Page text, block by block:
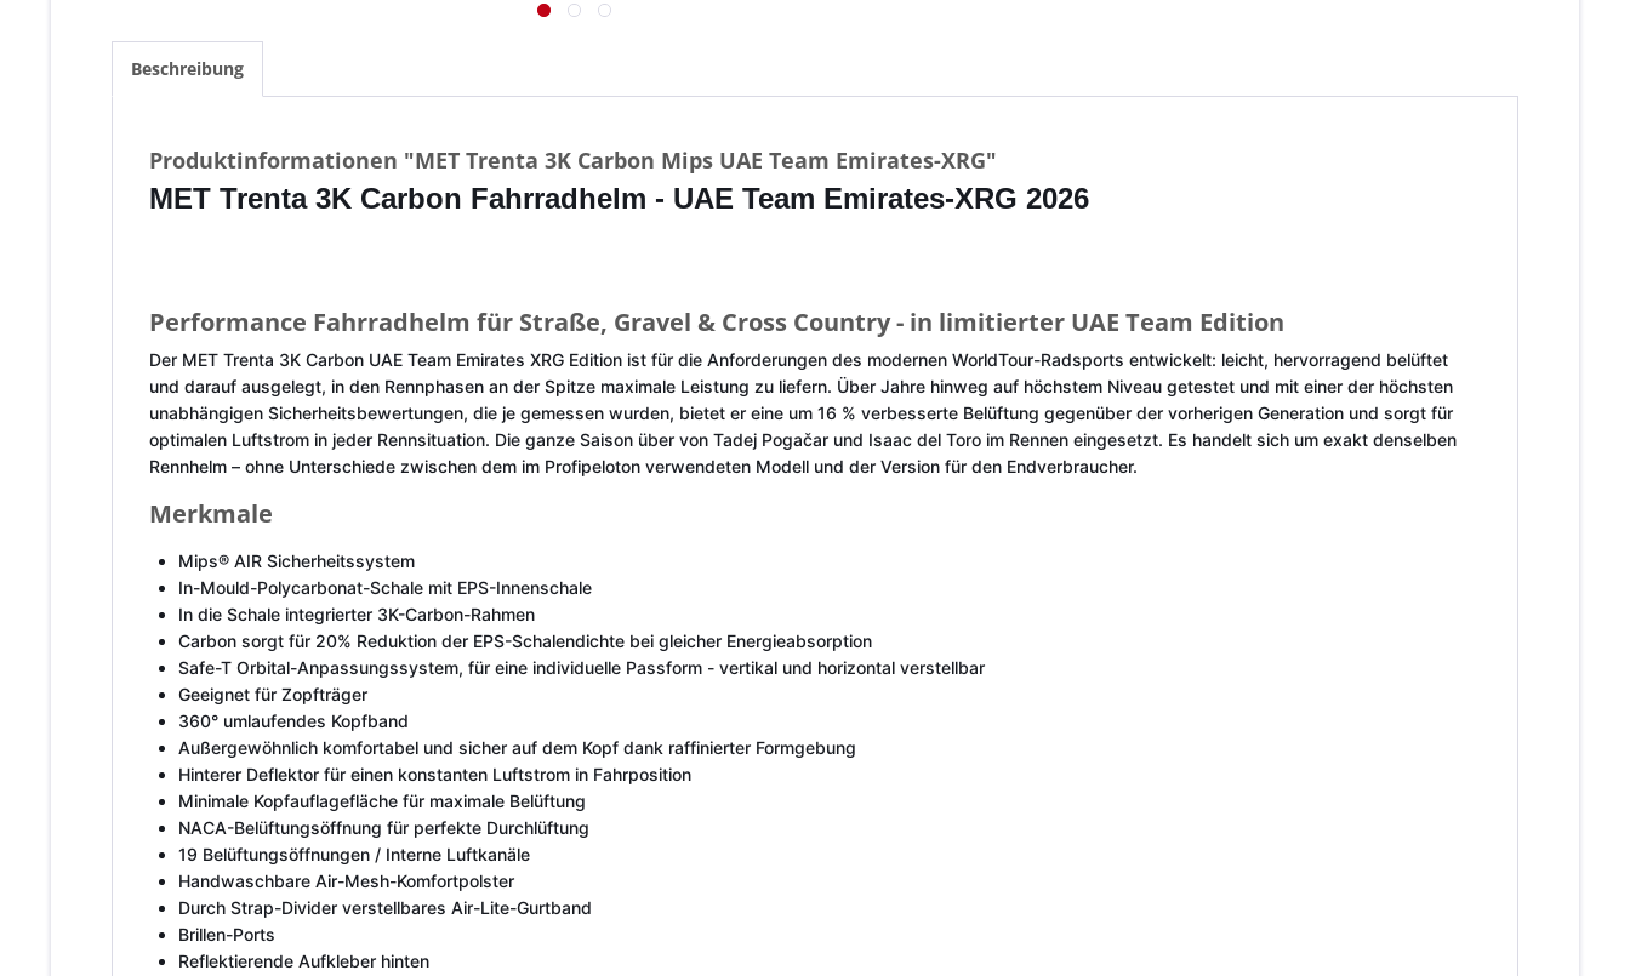
Beschreibung
Produktinformationen "MET Trenta 3K Carbon Mips UAE Team Emirates-XRG"
MET Trenta 3K Carbon Fahrradhelm - UAE Team Emirates-XRG 2026
Performance Fahrradhelm für Straße, Gravel & Cross Country - in limitierter UAE Team Edition
Der MET Trenta 3K Carbon UAE Team Emirates XRG Edition ist für die Anforderungen des modernen WorldTour-Radsports entwickelt: leicht, hervorragend belüftet
und darauf ausgelegt, in den Rennphasen an der Spitze maximale Leistung zu liefern. Über Jahre hinweg auf höchstem Niveau getestet und mit einer der höchsten
unabhängigen Sicherheitsbewertungen, die je gemessen wurden, bietet er eine um 16 % verbesserte Belüftung gegenüber der vorherigen Generation und sorgt für
optimalen Luftstrom in jeder Rennsituation. Die ganze Saison über von Tadej Pogačar und Isaac del Toro im Rennen eingesetzt. Es handelt sich um exakt denselben
Rennhelm – ohne Unterschiede zwischen dem im Profipeloton verwendeten Modell und der Version für den Endverbraucher.
Merkmale
Mips® AIR Sicherheitssystem
In-Mould-Polycarbonat-Schale mit EPS-Innenschale
In die Schale integrierter 3K-Carbon-Rahmen
Carbon sorgt für 20% Reduktion der EPS-Schalendichte bei gleicher Energieabsorption
Safe-T Orbital-Anpassungssystem, für eine individuelle Passform - vertikal und horizontal verstellbar
Geeignet für Zopfträger
360° umlaufendes Kopfband
Außergewöhnlich komfortabel und sicher auf dem Kopf dank raffinierter Formgebung
Hinterer Deflektor für einen konstanten Luftstrom in Fahrposition
Minimale Kopfauflagefläche für maximale Belüftung
NACA-Belüftungsöffnung für perfekte Durchlüftung
19 Belüftungsöffnungen / Interne Luftkanäle
Handwaschbare Air-Mesh-Komfortpolster
Durch Strap-Divider verstellbares Air-Lite-Gurtband
Brillen-Ports
Reflektierende Aufkleber hinten